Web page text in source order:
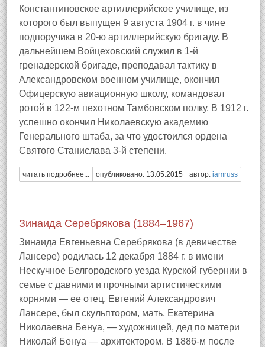
Константиновское артиллерийское училище, из
которого был выпущен 9 августа 1904 г. в чине
подпоручика в 20-ю артиллерийскую бригаду. В
дальнейшем Войцеховский служил в 1-й
гренадерской бригаде, преподавал тактику в
Александровском военном училище, окончил
Офицерскую авиационную школу, командовал
ротой в 122-м пехотном Тамбовском полку. В 1912 г.
успешно окончил Николаевскую академию
Генерального штаба, за что удостоился ордена
Святого Станислава 3-й степени.
читать подробнее... опубликовано: 13.05.2015 автор: iamruss
Зинаида Серебрякова (1884–1967)
Зинаида Евгеньевна Серебрякова (в девичестве
Лансере) родилась 12 декабря 1884 г. в имени
Нескучное Белгородского уезда Курской губернии в
семье с давними и прочными артистическими
корнями — ее отец, Евгений Александрович
Лансере, был скульптором, мать, Екатерина
Николаевна Бенуа, — художницей, дед по матери
Николай Бенуа — архитектором. В 1886-м после